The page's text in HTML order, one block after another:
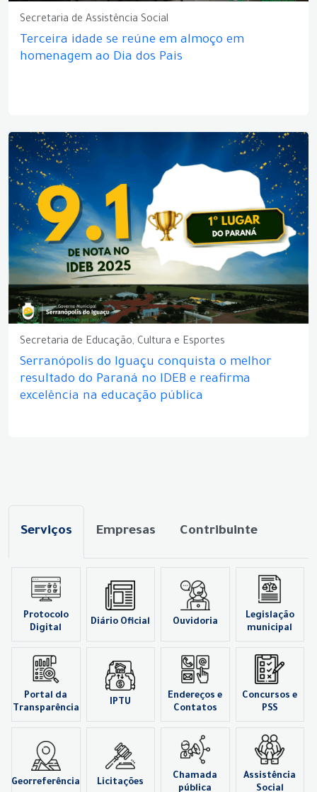
Secretaria de Assistência Social
Terceira idade se reúne em almoço em
homenagem ao Dia dos Pais
Secretaria de Educação, Cultura e Esportes
Serranópolis do Iguaçu conquista o melhor
resultado do Paraná no IDEB e reafirma
excelência na educação pública
Serviços Empresas Contribuinte
Protocolo
Digital
Diário Oficial Ouvidoria
Legislação
municipal
Portal da
Transparência
IPTU
Endereços e
Contatos
Concursos e
PSS
Georreferência Licitações
Chamada
pública
Assistência
Social